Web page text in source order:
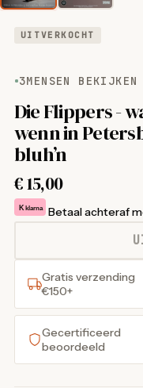
UITVERKOCHT
3MENSEN
Die Flippers -
wenn in
bluh’n
€15,00
K klarna Betaal achteraf
Gratis verzending
€150+
Gecertificeerd
beoordeeld